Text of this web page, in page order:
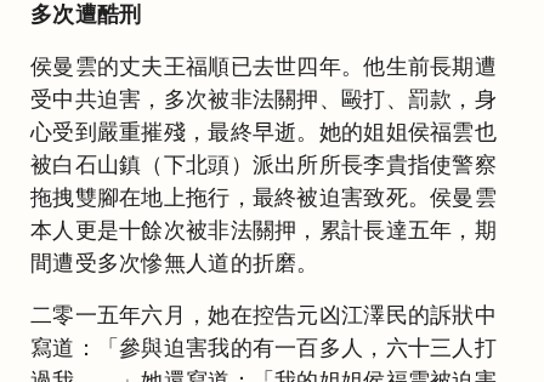
多次遭酷刑
侯曼雲的丈夫王福順已去世四年。他生前長期遭
受中共迫害，多次被非法關押、毆打、罰款，身
心受到嚴重摧殘，最終早逝。她的姐姐侯福雲也
被白石山鎮（下北頭）派出所所長李貴指使警察
拖拽雙腳在地上拖行，最終被迫害致死。侯曼雲
本人更是十餘次被非法關押，累計長達五年，期
間遭受多次慘無人道的折磨。
二零一五年六月，她在控告元凶江澤民的訴狀中
寫道：「參與迫害我的有一百多人，六十三人打